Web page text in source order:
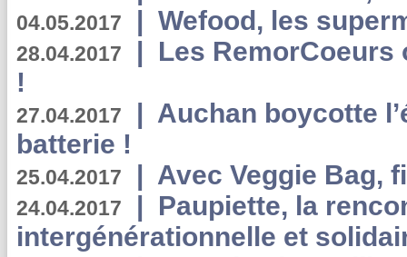
04.05.2017 | Wefood, les
28.04.2017 | Les RemorCoeurs
!
27.04.2017 | Auchan boycotte
batterie !
25.04.2017 | Avec Veggie Bag,
24.04.2017 | Paupiette, la
intergénérationnelle et